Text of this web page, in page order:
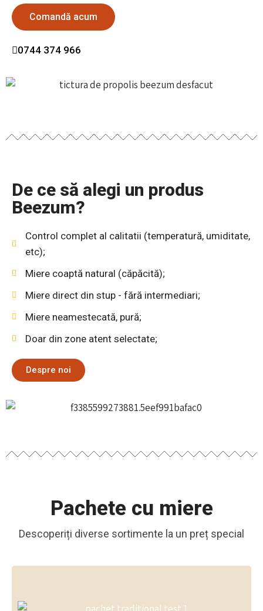
Comandă acum
0744 374 966
De ce să alegi un produs
Beezum?
Control complet al calitatii (temperatură, umiditate,
etc);
Miere coaptă natural (căpăcită);
Miere direct din stup - fără intermediari;
Miere neamestecată, pură;
Doar din zone atent selectate;
Despre noi
Pachete cu miere
Descoperiți diverse sortimente la un preț special